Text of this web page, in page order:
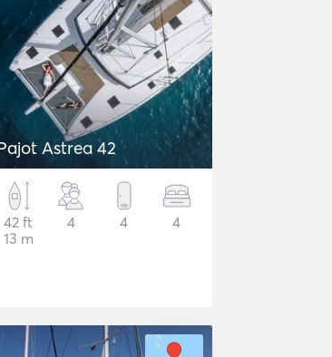
Astrea 42
42 ft
13 m
4 4 4